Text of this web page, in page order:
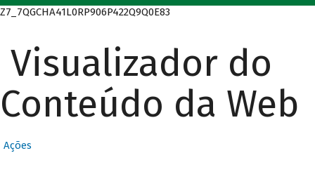
Z7_7QGCHA41L0RP906P422Q9Q0E83
Visualizador do
Conteúdo da Web
Ações